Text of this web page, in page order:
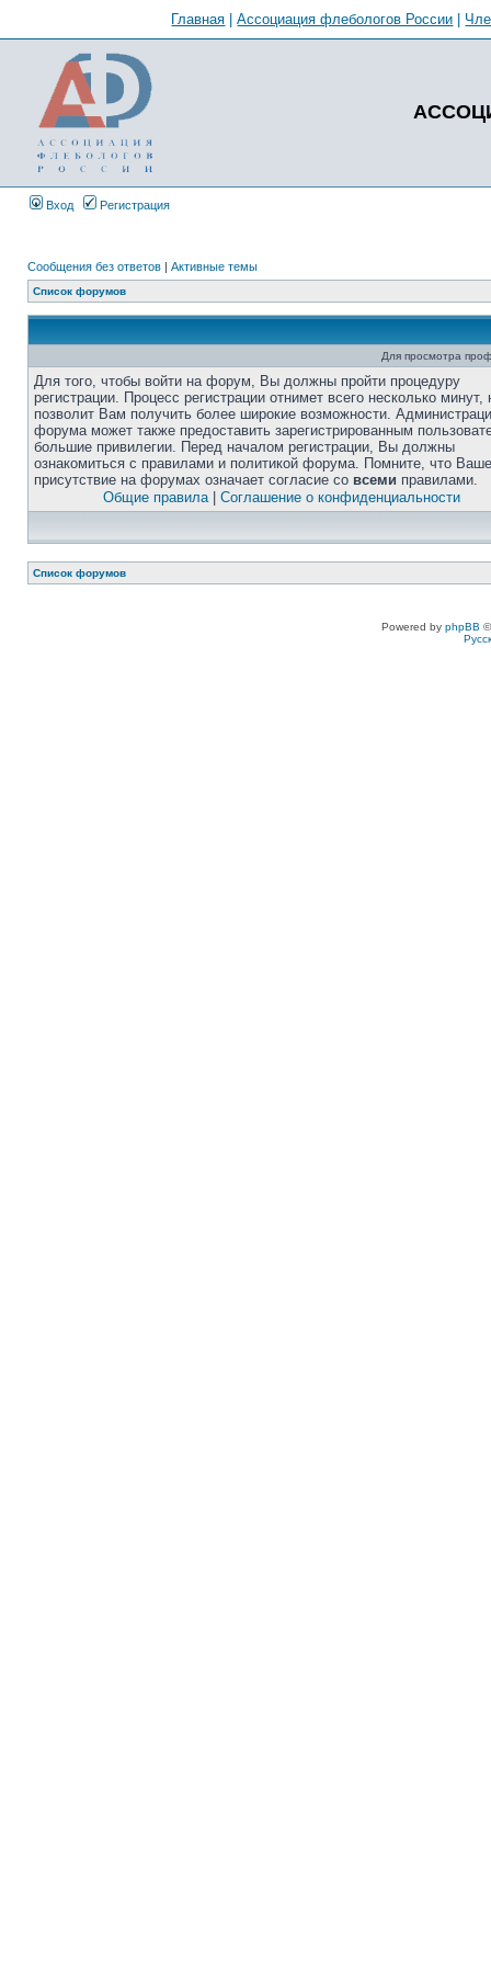
Главная |Ассоциация флебологов России
Вход Регистрация
Сообщения без ответов | Активные темы
Список форумов
Для просмотра
Для того, чтобы войти на форум, Вы должны пройти процедуру
регистрации. Процесс регистрации отнимет всего несколько минут,
позволит Вам получить более широкие возможности.
форума может также предоставить зарегистрированным
большие привилегии. Перед началом регистрации, Вы должны
ознакомиться с правилами и политикой форума. Помните, что Ваше
присутствие на форумах означает согласие со всеми правилами.
Общие правила|Соглашение о конфиденциальности
Список форумов
Powered by phpBB